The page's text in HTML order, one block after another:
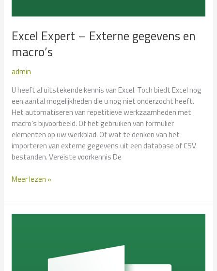
Excel Expert – Externe gegevens en
macro’s
admin
U heeft al uitstekende kennis van Excel. Toch biedt Excel nog
een aantal mogelijkheden die u nog niet onderzocht heeft.
Het automatiseren van repetitieve werkzaamheden met
macro’s bijvoorbeeld. Of het gebruiken van formulier
elementen op uw werkblad. Of wat te denken van het
importeren van externe gegevens uit een database of CSV
bestanden. Vereiste voorkennis De
Excel
–
Externe
Meer lezen »